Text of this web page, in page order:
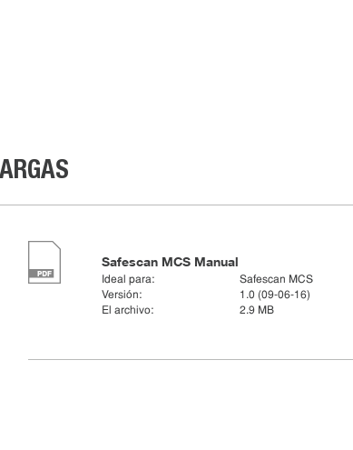
Safescan MCS Manual
Ideal para:
Safescan MCS
Versión:
1.0 (09-06-16)
El archivo:
2.9 MB